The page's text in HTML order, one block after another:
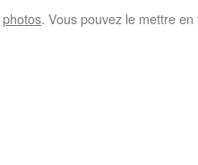
photos. Vous pouvez le mettre